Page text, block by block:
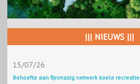
||| NIEUWS |||
15/07/26
Behoefte aan fijnmazig netwerk koele recreatie